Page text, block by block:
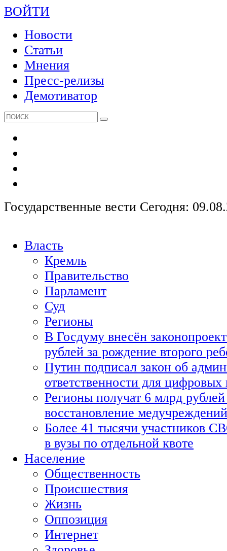
ВОЙТИ
Новости
Статьи
Мнения
Пресс-релизы
Демотиватор
Государственные вести Сегодня:
Власть
Кремль
Правительство
Парламент
Суд
Регионы
В Госдуму внесён
рублей за рождение второго
Путин подписал закон об
ответственности для
Регионы получат 6 млрд рублей
восстановление медучреждений
Более 41 тысячи участников
в вузы по отдельной квоте
Население
Общественность
Происшествия
Жизнь
Оппозиция
Интернет